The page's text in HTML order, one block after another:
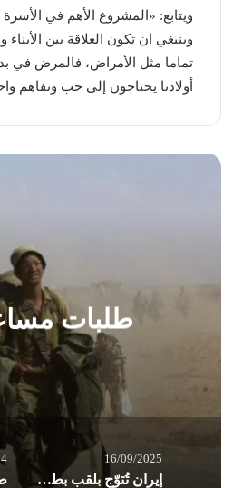
ويتابع: «المشروع الأهم في
وينبغي ان تكون العلاقة بين
تماما مثل الأمراض، فالمرض في
أولادنا يحتاجون إلى حب
طلبات
16/09/2025
إيران تُتوّج بلقب بطولة العالم للمصارعة الحرة